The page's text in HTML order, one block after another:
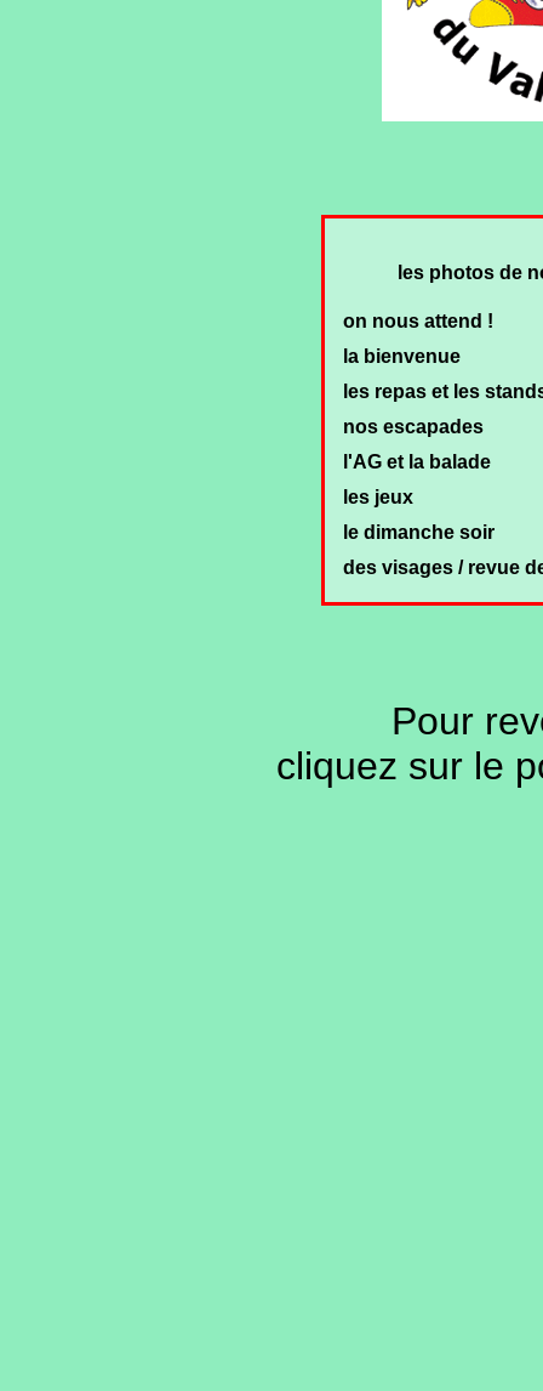
les photos de
on nous attend !
la bienvenue
les repas et les
nos escapades
l'AG et la balade
les jeux
le dimanche soir
des visages / revue
Pour
cliquez sur le